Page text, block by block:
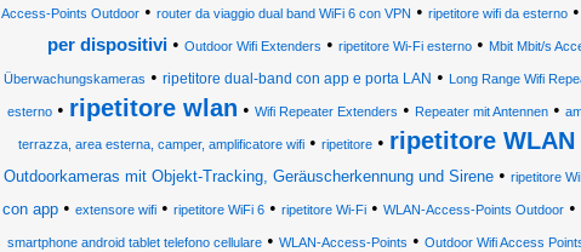
Access-Points Outdoor • router da viaggio dual band WiFi 6 con VPN • ripetitore wifi da esterno •
per dispositivi • Outdoor Wifi Extenders • ripetitore Wi-Fi esterno • Mbit Mbit/s
Überwachungskameras • ripetitore dual-band con app e porta LAN • Long Range Wifi
esterno • ripetitore wlan • Wifi Repeater Extenders • Repeater mit Antennen •
terrazza, area esterna, camper, amplificatore wifi• ripetitore• ripetitore WLAN
Outdoorkameras mit Objekt-Tracking, Geräuscherkennung und Sirene • ripetitore
con app • extensore wifi • ripetitore WiFi 6 • ripetitore Wi-Fi • WLAN-Access-Points Outdoor •
smartphone android tablet telefono cellulare• WLAN-Access-Points • Outdoor Wifi Access